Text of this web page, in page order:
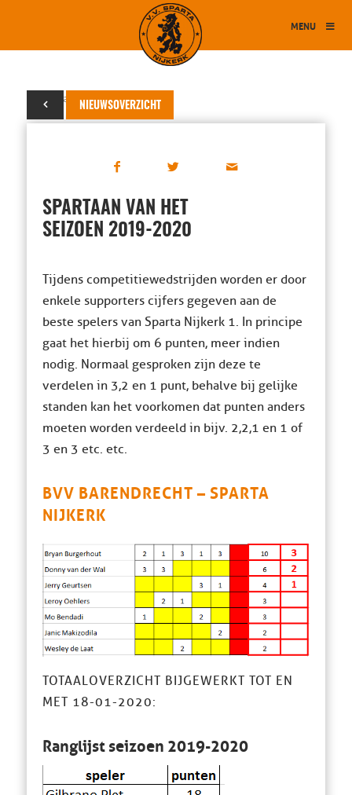
MENU
NIEUWSOVERZICHT
19 januari 2020
SPARTAAN VAN HET
SEIZOEN 2019-2020
Tijdens competitiewedstrijden worden er door
enkele supporters cijfers gegeven aan de
beste spelers van Sparta Nijkerk 1. In principe
gaat het hierbij om 6 punten, meer indien
nodig. Normaal gesproken zijn deze te
verdelen in 3,2 en 1 punt, behalve bij gelijke
standen kan het voorkomen dat punten anders
moeten worden verdeeld in bijv. 2,2,1 en 1 of
3 en 3 etc. etc.
BVV BARENDRECHT – SPARTA
NIJKERK
TOTAALOVERZICHT BIJGEWERKT TOT EN
MET 18-01-2020:
Ranglijst seizoen 2019-2020